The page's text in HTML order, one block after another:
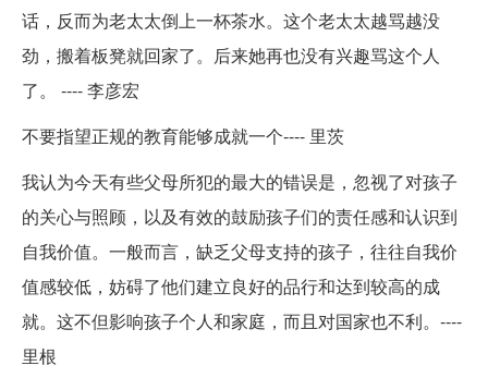
话，反而为老太太倒上一杯茶水。这个老太太越骂越没
劲，搬着板凳就回家了。后来她再也没有兴趣骂这个人
了。 ---- 李彦宏
不要指望正规的教育能够成就一个---- 里茨
我认为今天有些父母所犯的最大的错误是，忽视了对孩子
的关心与照顾，以及有效的鼓励孩子们的责任感和认识到
自我价值。一般而言，缺乏父母支持的孩子，往往自我价
值感较低，妨碍了他们建立良好的品行和达到较高的成
就。这不但影响孩子个人和家庭，而且对国家也不利。----
里根